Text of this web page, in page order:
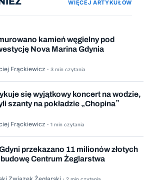
WIĘCEJ ARTYKUŁÓW
kamień węgielny pod
Nova Marina Gdynia
Frąckiewicz · 3 min czytania
się wyjątkowy koncert na wodzie,
szanty na pokładzie „Chopina”
Frąckiewicz · 1 min czytania
przekazano 11 milionów złotych
budowę Centrum Żeglarstwa